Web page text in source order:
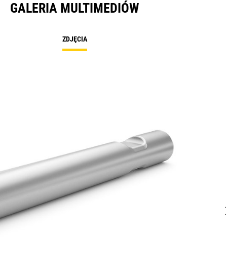
GALERIA MULTIMEDIÓW
ZDJĘCIA